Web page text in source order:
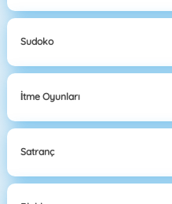
Sudoko
İtme Oyunları
Satranç